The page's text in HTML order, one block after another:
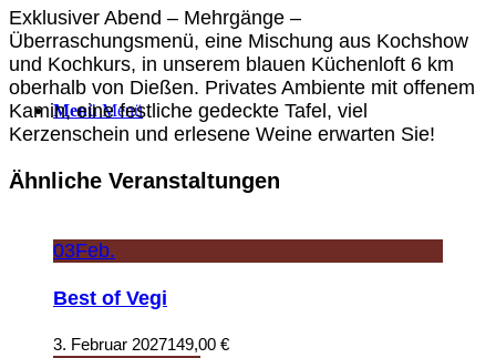
Menü Menü
Exklusiver Abend – Mehrgänge –
Überraschungsmenü, eine Mischung aus Kochshow
und Kochkurs, in unserem blauen Küchenloft 6 km
oberhalb von Dießen. Privates Ambiente mit offenem
Kamin, eine festliche gedeckte Tafel, viel
Kerzenschein und erlesene Weine erwarten Sie!
Ähnliche Veranstaltungen
03Feb.
Best of Vegi
3. Februar 2027149,00 €